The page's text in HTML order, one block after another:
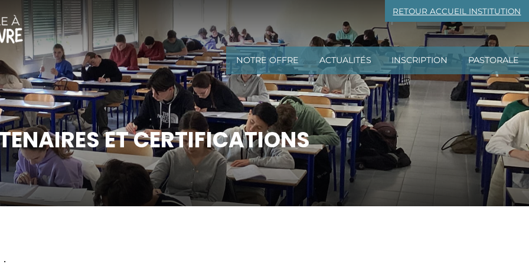
NOTRE OFFRE ACTUALITÉS INSCRIPTION PASTORALE
RETOUR ACCUEIL INSTITUTION
ET CERTIFICATIONS